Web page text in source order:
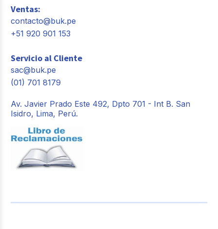
Ventas:
contacto@buk.pe
+51 920 901 153
Servicio al Cliente
sac@buk.pe
(01) 701 8179
Av. Javier Prado Este 492, Dpto 701 - Int B. San
Isidro, Lima, Perú.